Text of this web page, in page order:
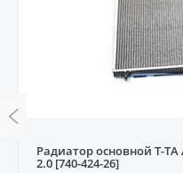
Радиатор основной T-TA
2.0 [740-424-26]